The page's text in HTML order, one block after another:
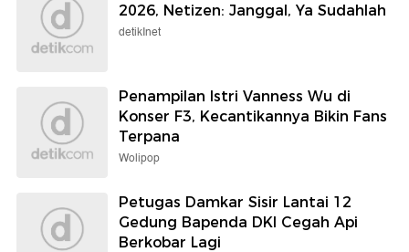
2026, Netizen: Janggal, Ya Sudahlah
detikInet
Penampilan Istri Vanness Wu di
Konser F3, Kecantikannya Bikin Fans
Terpana
Wolipop
Petugas Damkar Sisir Lantai 12
Gedung Bapenda DKI Cegah Api
Berkobar Lagi